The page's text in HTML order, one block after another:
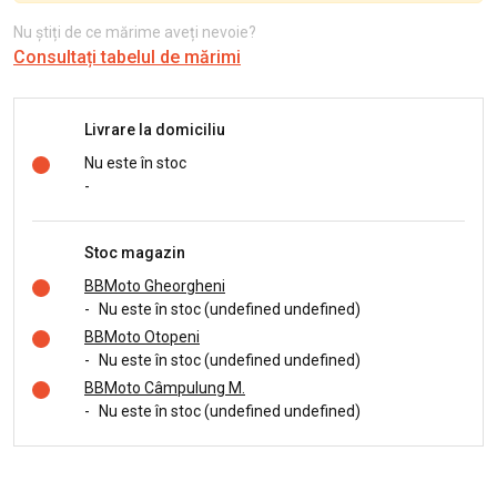
Nu știți de ce mărime aveți nevoie?
Consultați tabelul de mărimi
Livrare la domiciliu
Nu este în stoc
-
Stoc magazin
BBMoto Gheorgheni
-
Nu este în stoc (undefined undefined)
BBMoto Otopeni
-
Nu este în stoc (undefined undefined)
BBMoto Câmpulung M.
-
Nu este în stoc (undefined undefined)